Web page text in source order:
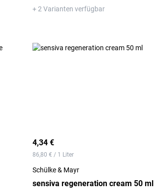
+ 2 Varianten verfügbar
4,34 €
86,80 € / 1 Liter
Schülke & Mayr
sensiva regeneration cream 50 ml